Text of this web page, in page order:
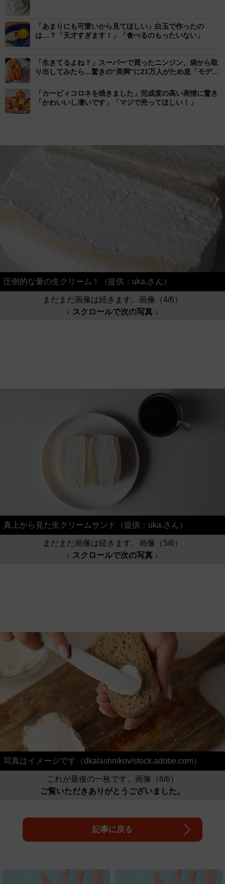
「あまりにも可愛いから見てほしい」白玉で作ったの
は…？「天才すぎます！」「食べるのもったいない」
「生きてるよね？」スーパーで買ったニンジン、袋から取
り出してみたら…驚きの“美脚”に21万人がため息「モデル
「カービィコロネを焼きました」完成度の高い表情に驚き
「かわいいし凄いです」「マジで売ってほしい！」
圧倒的な量の生クリーム！（提供：uka.さん）
まだまだ画像は続きます。画像（4/6）
↓ スクロールで次の写真 ↓
真上から見た生クリームサンド（提供：uka.さん）
まだまだ画像は続きます。画像（5/6）
↓ スクロールで次の写真 ↓
写真はイメージです（dkalashnikov/stock.adobe.com）
これが最後の一枚です。画像（6/6）
ご覧いただきありがとうございました。
記事に戻る